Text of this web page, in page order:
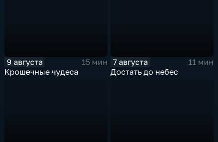
9 августа
15 мин
Крошечные чудеса
7 августа
11 мин
Достать до небес